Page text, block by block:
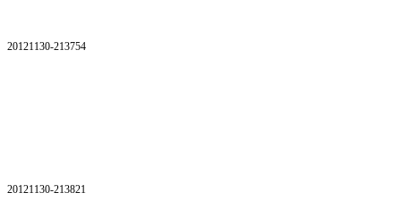
20121130-213754
20121130-213821